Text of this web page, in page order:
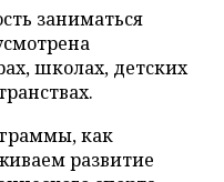
заниматься
школах, детских
как
развитие